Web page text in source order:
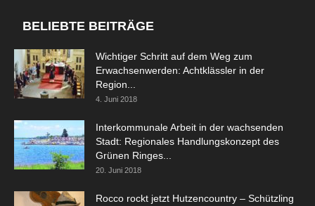
BELIEBTE BEITRÄGE
Wichtiger Schritt auf dem Weg zum
Erwachsenwerden: Achtklässler in der
Region...
4. Juni 2018
Interkommunale Arbeit in der wachsenden
Stadt: Regionales Handlungskonzept des
Grünen Ringes...
20. Juni 2018
Rocco rockt jetzt Hutzencountry – Schützling